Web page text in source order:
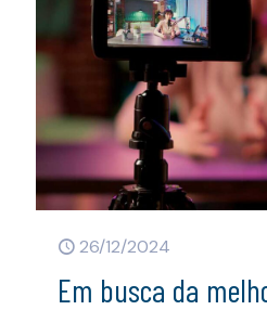
26/12/2024
Em busca da